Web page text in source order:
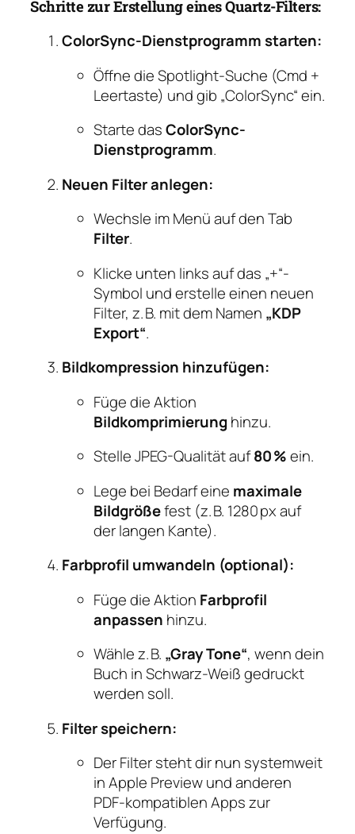
Schritte zur Erstellung eines Quartz-Filters:
ColorSync-Dienstprogramm starten:
Öffne die Spotlight-Suche (Cmd +
Leertaste) und gib „ColorSync“ ein.
Starte dasColorSync-
Dienstprogramm.
Neuen Filter anlegen:
Wechsle im Menü auf den Tab
Filter.
Klicke unten links auf das „+“-
Symbol und erstelle einen neuen
Filter, z. B. mit dem Namen „KDP
Export“.
Bildkompression hinzufügen:
Füge die Aktion
Bildkomprimierung hinzu.
Stelle JPEG-Qualität auf80 %ein.
Lege bei Bedarf eine maximale
Bildgrößefest (z. B. 1280 px auf
der langen Kante).
Farbprofil umwandeln (optional):
Füge die Aktion Farbprofil
anpassen hinzu.
Wähle z. B. „Gray Tone“, wenn dein
Buch in Schwarz-Weiß gedruckt
werden soll.
Filter speichern:
Der Filter steht dir nun systemweit
in Apple Preview und anderen
PDF-kompatiblen Apps zur
Verfügung.